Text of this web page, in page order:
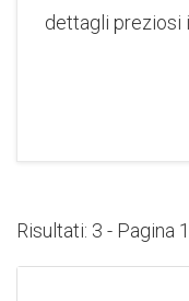
dettagli preziosi
Risultati: 3 - Pagina